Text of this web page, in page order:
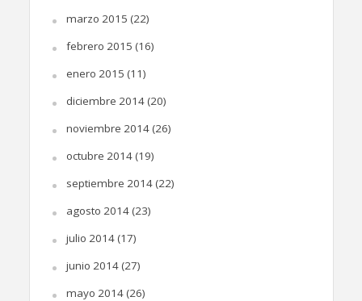
marzo 2015 (22)
febrero 2015 (16)
enero 2015 (11)
diciembre 2014(20)
noviembre 2014(26)
octubre 2014(19)
septiembre 2014(22)
agosto 2014(23)
julio 2014(17)
junio 2014(27)
mayo 2014(26)